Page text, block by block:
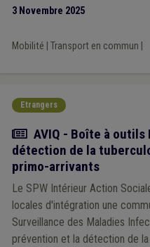
3 Novembre 2025
Mobilité Transport en commun
Etrangers
Actualité
AVIQ - Boîte à outils
détection de la
primo-arrivants
Le SPW Intérieur Action
locales d'intégration une
Surveillance des Maladies
prévention et la détection de